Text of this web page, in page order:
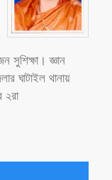
সুশিক্ষা। জ্ঞান
ঘাটাইল থানায়
২রা